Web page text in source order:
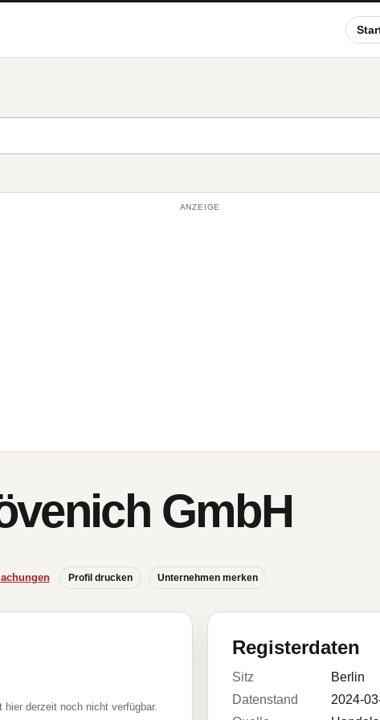
ANZEIGE
GmbH
Profil drucken Unternehmen merken
derzeit noch nicht verfügbar.
Registerdaten
Sitz
Berlin
Datenstand
2024-